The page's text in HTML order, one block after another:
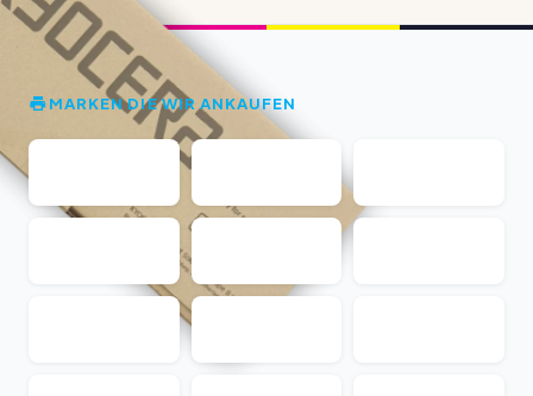
MARKEN DIE WIR ANKAUFEN